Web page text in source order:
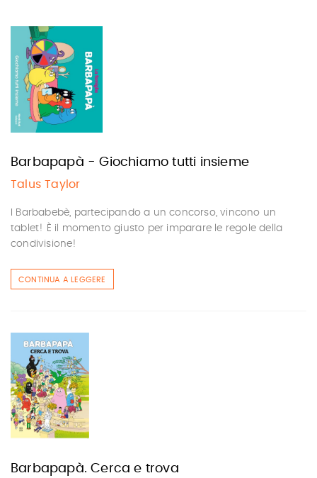
Barbapapà - Giochiamo tutti insieme
Talus Taylor
I Barbabebè, partecipando a un concorso, vincono un
tablet! È il momento giusto per imparare le regole della
condivisione!
CONTINUA A LEGGERE
Barbapapà. Cerca e trova